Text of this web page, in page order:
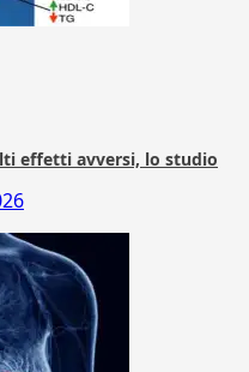
effetti avversi, lo studio